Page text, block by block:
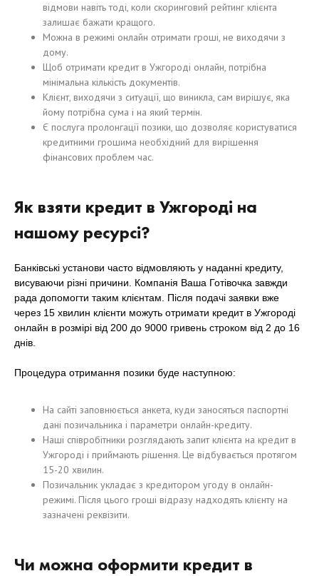
відмови навіть тоді, коли скоринговий рейтинг клієнта
залишає бажати кращого.
Можна в режимі онлайн отримати гроші, не виходячи з
дому.
Щоб отримати кредит в Ужгороді онлайн, потрібна
мінімальна кількість документів.
Клієнт, виходячи з ситуації, що виникла, сам вирішує, яка
йому потрібна сума і на який термін.
Є послуга пролонгації позики, що дозволяє користуватися
кредитними грошима необхідний для вирішення
фінансових проблем час.
Як взяти кредит в Ужгороді на
нашому ресурсі?
Банківські установи часто відмовляють у наданні кредиту,
висуваючи різні причини. Компанія Ваша Готівочка завжди
рада допомогти таким клієнтам. Після подачі заявки вже
через 15 хвилин клієнти можуть отримати кредит в Ужгороді
онлайн в розмірі від 200 до 9000 гривень строком від 2 до 16
днів.
Процедура отримання позики буде наступною:
На сайті заповнюється анкета, куди заносяться паспортні
дані позичальника і параметри онлайн-кредиту.
Наші співробітники розглядають запит клієнта на кредит в
Ужгороді і приймають рішення. Це відбувається протягом
15-20 хвилин.
Позичальник укладає з кредитором угоду в онлайн-
режимі. Після цього гроші відразу надходять клієнту на
зазначені реквізити.
Чи можна оформити кредит в